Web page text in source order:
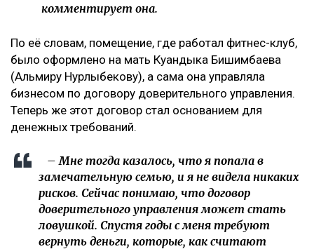
комментирует она.
По её словам, помещение, где работал фитнес-клуб,
было оформлено на мать Куандыка Бишимбаева
(Альмиру Нурлыбекову), а сама она управляла
бизнесом по договору доверительного управления.
Теперь же этот договор стал основанием для
денежных требований.
– Мне тогда казалось, что я попала в
замечательную семью, и я не видела никаких
рисков. Сейчас понимаю, что договор
доверительного управления может стать
ловушкой. Спустя годы с меня требуют
вернуть деньги, которые, как считают